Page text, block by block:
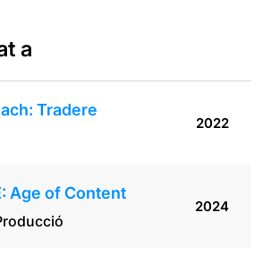
a
Tradere
2022
Age of Content
2024